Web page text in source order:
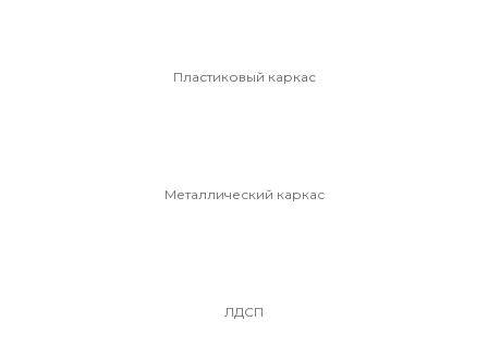
Пластиковый каркас
Металлический каркас
ЛДСП